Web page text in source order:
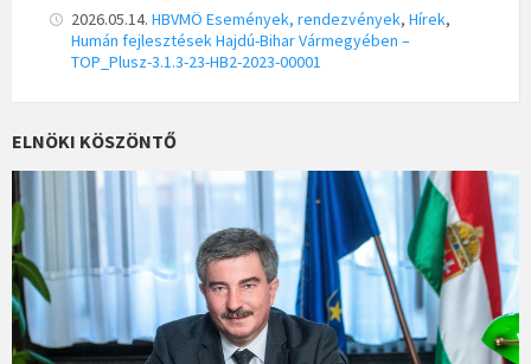
b
o
o
k
ai
l
ar
e
2026.05.14. HBVMÖ Események, rendezvények, Hírek,
Humán fejlesztések Hajdú-Bihar Vármegyében –
TOP_Plusz-3.1.3-23-HB2-2023-00001
ELNÖKI KÖSZÖNTŐ